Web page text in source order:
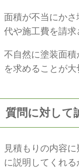
面積が不当にか
代や施工費を請求
不自然に塗装面
を求めることが大
質問に対して
見積もりの内容
に説明してくれる